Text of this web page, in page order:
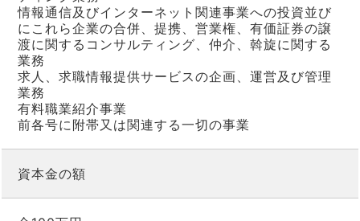
情報通信及びインターネット関連事業への投資並び
にこれら企業の合併、提携、営業権、有価証券の譲
渡に関するコンサルティング、仲介、斡旋に関する
業務
求人、求職情報提供サービスの企画、運営及び管理
業務
有料職業紹介事業
前各号に附帯又は関連する一切の事業
資本金の額